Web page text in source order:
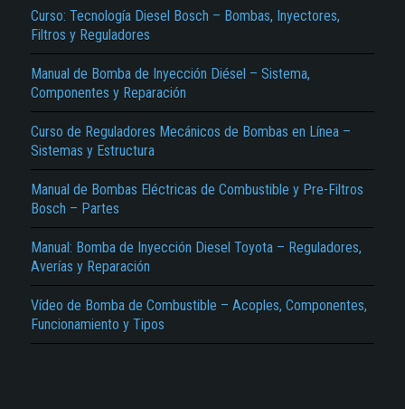
Curso: Tecnología Diesel Bosch – Bombas, Inyectores,
Filtros y Reguladores
Manual de Bomba de Inyección Diésel – Sistema,
Componentes y Reparación
Curso de Reguladores Mecánicos de Bombas en Línea –
Sistemas y Estructura
Manual de Bombas Eléctricas de Combustible y Pre-Filtros
Bosch – Partes
Manual: Bomba de Inyección Diesel Toyota – Reguladores,
Averías y Reparación
Vídeo de Bomba de Combustible – Acoples, Componentes,
Funcionamiento y Tipos
El Título es incorrecto según el contenido.
Texto o Imagen de portada son erróneos.
Reportar otro tipo de error...